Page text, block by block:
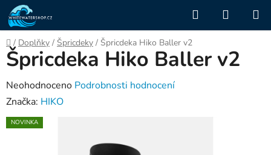
Přejít
na
obsah
Hledat
KOŠÍK
Domů
/ Doplňky / Špricdeky / Špricdeka Hiko Baller v2
Špricdeka Hiko Baller v2
Průměrné
hodnocení
produktu
Neohodnoceno Podrobnosti hodnocení
Značka: HIKO
NOVINKA